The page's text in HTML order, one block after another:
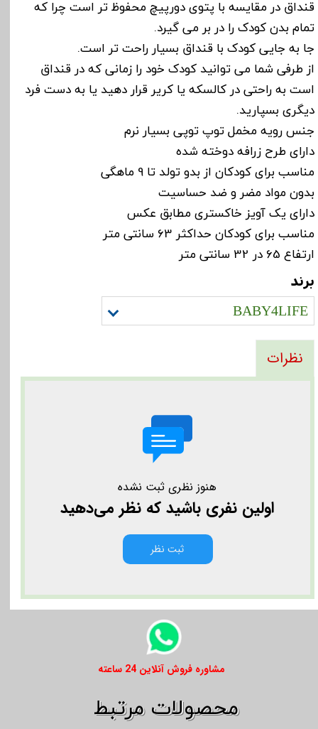
قنداق در مقایسه با پتوی دورپیچ محفوظ تر است چرا که
تمام بدن کودک را در بر می گیرد.
جا به جایی کودک با قنداق بسیار راحت تر است.
از طرفی شما می توانید کودک خود را زمانی که در قنداق
است به راحتی در کالسکه یا کریر قرار دهید یا به دست فرد
دیگری بسپارید.
جنس رویه مخمل توپ توپی بسیار نرم
دارای طرح زرافه دوخته شده
مناسب برای کودکان از بدو تولد تا 9 ماهگی
بدون مواد مضر و ضد حساسیت
دارای یک آویز خاکستری مطابق عکس
مناسب برای کودکان حداکثر 63 سانتی متر
ارتفاع 65 در 32 سانتی متر
برند
BABY4LIFE
نظرات
هنوز نظری ثبت نشده
اولین نفری باشید که نظر می‌دهید
ثبت نظر
​​مشاوره فروش آنلاین 24 ساعته
​​محصولات مرتبط